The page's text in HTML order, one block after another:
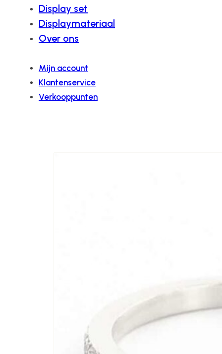
Display set
Displaymateriaal
Over ons
Mijn account
Klantenservice
Verkooppunten